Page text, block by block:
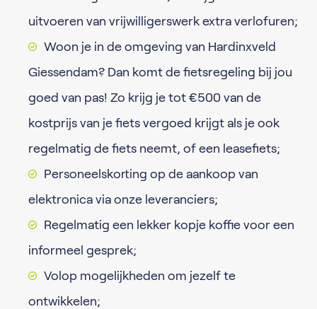
uitvoeren van vrijwilligerswerk extra verlofuren;
Woon je in de omgeving van Hardinxveld
Giessendam? Dan komt de fietsregeling bij jou
goed van pas! Zo krijg je tot €500 van de
kostprijs van je fiets vergoed krijgt als je ook
regelmatig de fiets neemt, of een leasefiets;
Personeelskorting op de aankoop van
elektronica via onze leveranciers;
Regelmatig een lekker kopje koffie voor een
informeel gesprek;
Volop mogelijkheden om jezelf te
ontwikkelen;